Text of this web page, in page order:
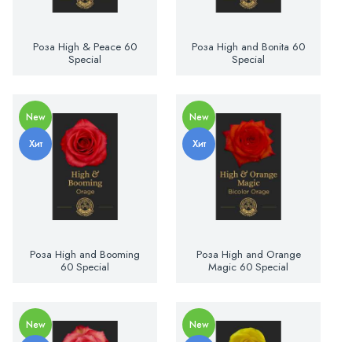
Роза High & Peace 60
Special
Роза High and Bonita 60
Special
New
Хит
Роза High and Booming
60 Special
New
Хит
Роза High and Orange
Magic 60 Special
New
New